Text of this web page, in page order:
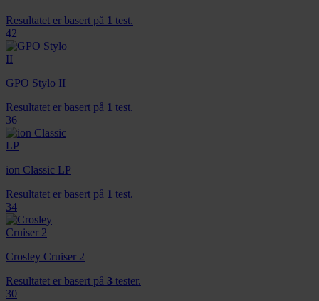
Resultatet er basert på 1 test.
42
GPO Stylo II
Resultatet er basert på 1 test.
36
ion Classic LP
Resultatet er basert på 1 test.
34
Crosley Cruiser 2
Resultatet er basert på 3 tester.
30